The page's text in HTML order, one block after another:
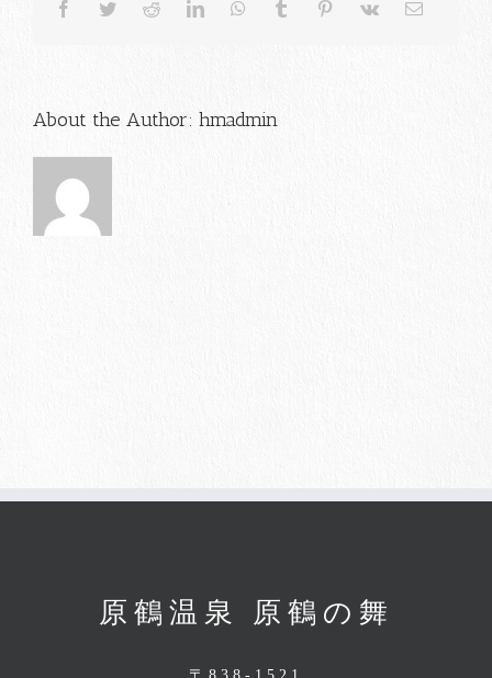
Facebook
TwitterRedditLinkedInWhatsApp
TumblrPinterest
Vk
About the Author: hmadmin
原鶴温泉 原鶴の舞